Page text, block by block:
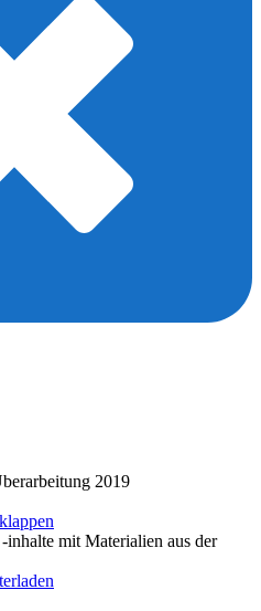
2019
mit Materialien aus der